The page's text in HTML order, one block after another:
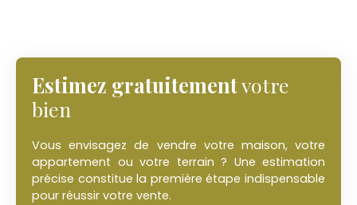
Estimez gratuitementvotre
bien
Vous envisagez de vendre votre maison, votre
appartement ou votre terrain ? Une estimation
précise constitue la première étape indispensable
pour réussir votre vente.